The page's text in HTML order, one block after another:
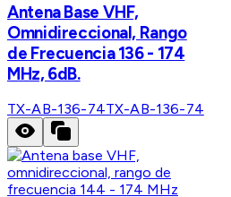
Antena Base VHF,
Omnidireccional, Rango
de Frecuencia 136 - 174
MHz, 6dB.
TX-AB-136-74TX-AB-136-74